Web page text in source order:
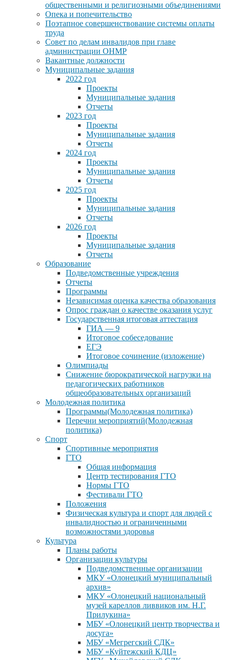
общественными и религиозными объединениями
Опека и попечительство
Поэтапное совершенствование системы оплаты
труда
Совет по делам инвалидов при главе
администрации ОНМР
Вакантные должности
Муниципальные задания
2022 год
Проекты
Муниципальные задания
Отчеты
2023 год
Проекты
Муниципальные задания
Отчеты
2024 год
Проекты
Муниципальные задания
Отчеты
2025 год
Проекты
Муниципальные задания
Отчеты
2026 год
Проекты
Муниципальные задания
Отчеты
Образование
Подведомственные учреждения
Отчеты
Программы
Независимая оценка качества образования
Опрос граждан о качестве оказания услуг
Государственная итоговая аттестация
ГИА — 9
Итоговое собеседование
ЕГЭ
Итоговое сочинение (изложение)
Олимпиады
Снижение бюрократической нагрузки на
педагогических работников
общеобразовательных организаций
Молодежная политика
Программы(Молодежная политика)
Перечни мероприятий(Молодежная
политика)
Спорт
Спортивные мероприятия
ГТО
Общая информация
Центр тестирования ГТО
Нормы ГТО
Фестивали ГТО
Положения
Физическая культура и спорт для людей с
инвалидностью и ограниченными
возможностями здоровья
Культура
Планы работы
Организации культуры
Подведомственные организации
МКУ «Олонецкий муниципальный
архив»
МКУ «Олонецкий национальный
музей кареллов ливвиков им. Н.Г.
Прилукина»
МБУ «Олонецкий центр творчества и
досуга»
МБУ «Мегрегский СДК»
МБУ «Куйтежский КДЦ»